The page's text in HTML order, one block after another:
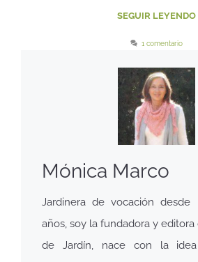
SEGUIR LEYENDO
1 comentario
Mónica Marco
Jardinera de vocación
años, soy la fundadora y
de Jardín, nace con la